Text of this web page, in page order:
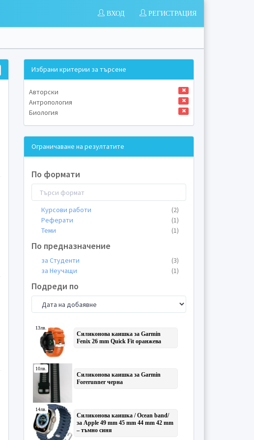
РЕГИСТРАЦИЯ
ВХОД
Избрани критерии за търсене
Авторски
Антропология
Биология
Ограничаване на резултатите
По формати
Курсови работи
(2)
Реферати
(1)
Теми
(1)
По предназначение
за Студенти
(3)
за Неучащи
(1)
Подреди по